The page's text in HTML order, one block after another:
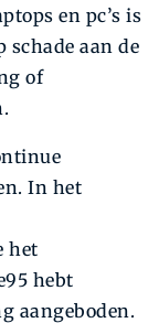
en pc’s is
schade aan de
of
In het
het
hebt
aangeboden.